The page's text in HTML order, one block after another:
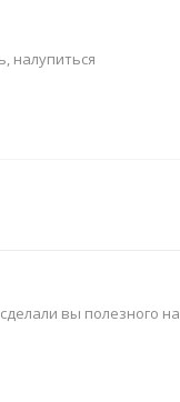
налупиться
вы полезного на